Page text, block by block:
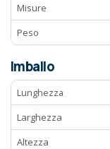
Misure
Peso
Imballo
Lunghezza
Larghezza
Altezza